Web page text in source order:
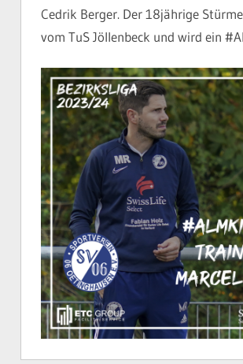
Cedrik Berger. Der 18jährige
vom TuS Jöllenbeck und wird ein